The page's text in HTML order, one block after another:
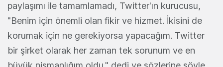
paylaşımı ile tamamlamadı, Twitter'ın kurucusu,
"Benim için önemli olan fikir ve hizmet. İkisini de
korumak için ne gerekiyorsa yapacağım. Twitter
bir şirket olarak her zaman tek sorunum ve en